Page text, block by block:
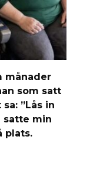
månader
som satt
”Lås in
satte min
plats.